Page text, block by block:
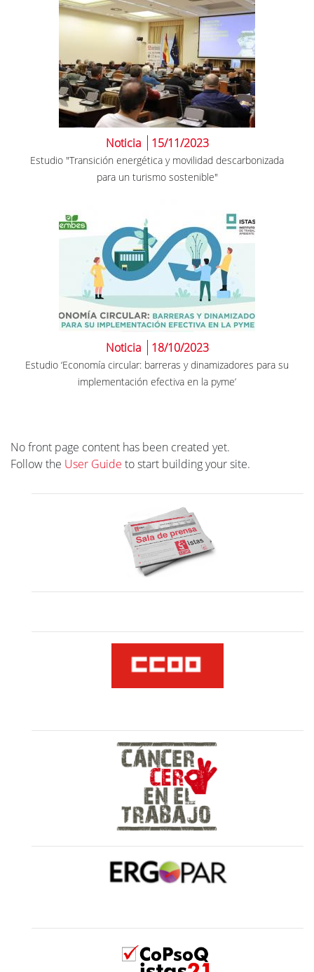
Noticia 15/11/2023
Estudio "Transición energética y movilidad descarbonizada
para un turismo sostenible"
Noticia 18/10/2023
Estudio ‘Economía circular: barreras y dinamizadores para su
implementación efectiva en la pyme’
No front page content has been created yet.
Follow the User Guide to start building your site.